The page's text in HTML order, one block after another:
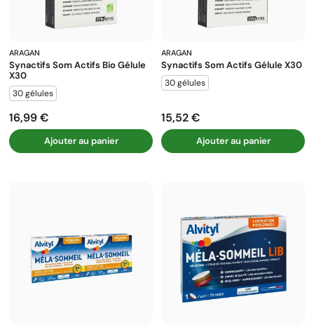
ARAGAN
Synactifs Som Actifs Bio Gélule
X30
30 gélules
Prix
16,99 €
Ajouter au panier
ARAGAN
Synactifs Som Actifs Gélule X30
30 gélules
Prix
15,52 €
Ajouter au panier